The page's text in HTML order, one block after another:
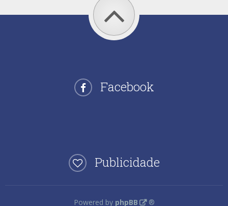
Facebook
Publicidade
Powered by phpBB ®